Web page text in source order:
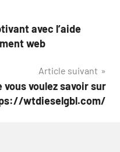
avec l’aide
web
Article suivant
vous voulez savoir sur
wtdieselgbl.com/